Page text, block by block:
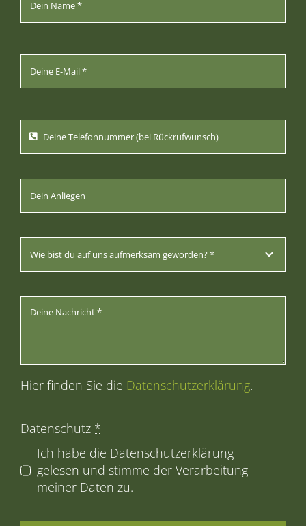
Hier finden Sie die Datenschutzerklärung.
Datenschutz *
Ich habe die Datenschutzerklärung
gelesen und stimme der Verarbeitung
meiner Daten zu.